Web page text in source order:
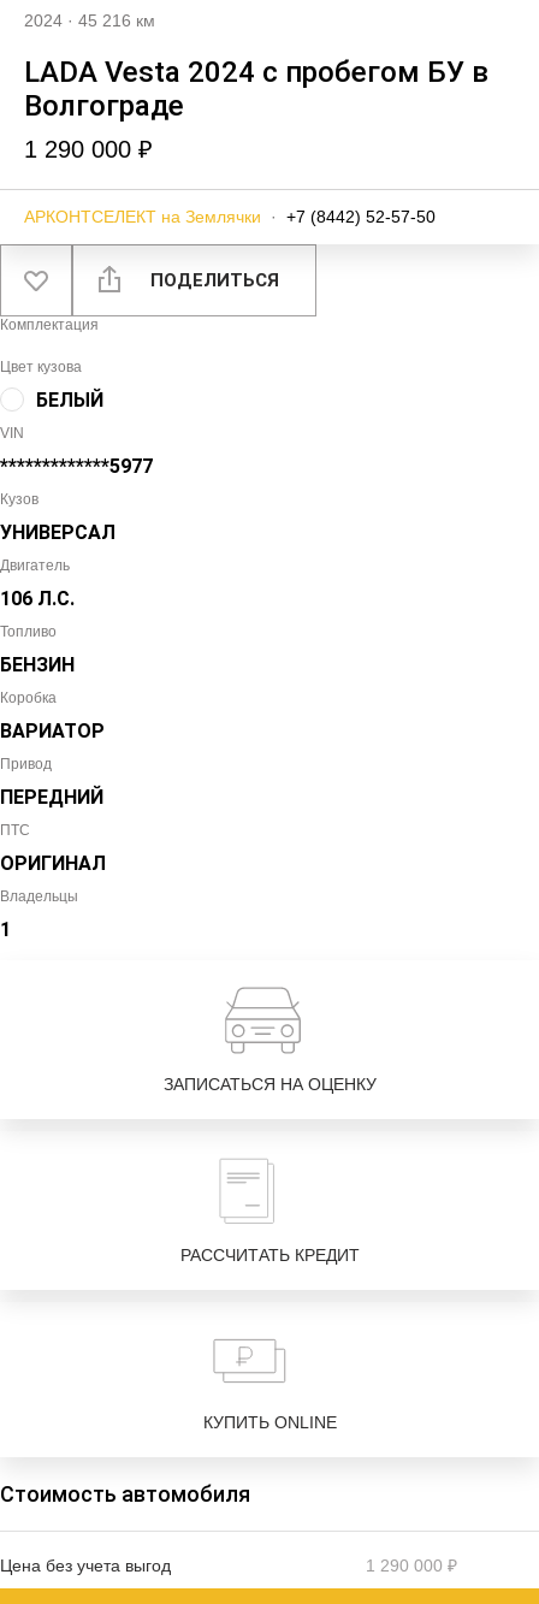
2024 · 45 216 км
LADA Vesta 2024 с пробегом БУ в
Волгограде
1 290 000 ₽
АРКОНТСЕЛЕКТ на Землячки · +7 (8442) 52-57-50
ПОДЕЛИТЬСЯ
Комплектация
Цвет кузова
БЕЛЫЙ
VIN
*************5977
Кузов
УНИВЕРСАЛ
Двигатель
106 Л.С.
Топливо
БЕНЗИН
Коробка
ВАРИАТОР
Привод
ПЕРЕДНИЙ
ПТС
ОРИГИНАЛ
Владельцы
1
ЗАПИСАТЬСЯ НА ОЦЕНКУ
РАССЧИТАТЬ КРЕДИТ
КУПИТЬ ONLINE
Стоимость автомобиля
Цена без учета выгод 1 290 000 ₽